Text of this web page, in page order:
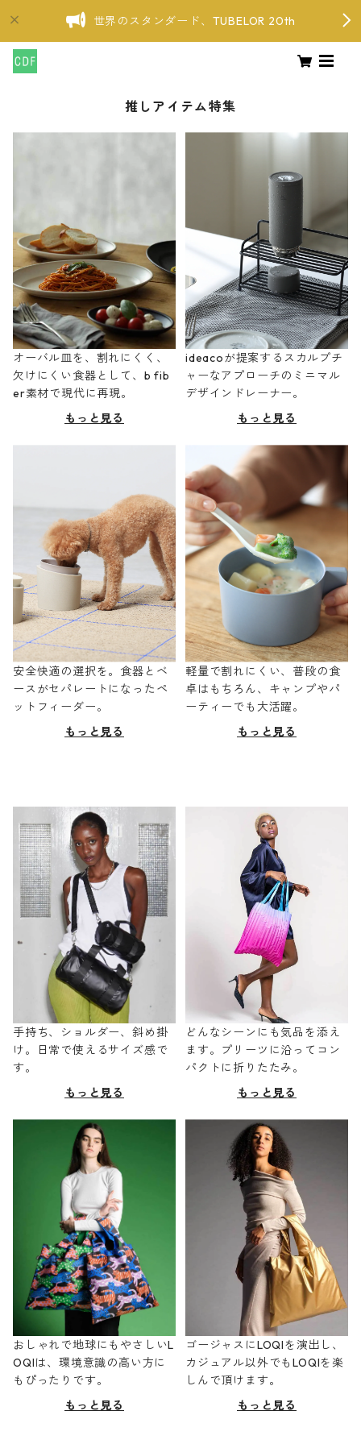
世界のスタンダード、TUBELOR 20th
推しアイテム特集
オーバル皿を、割れにくく、
欠けにくい食器として、b fib
er素材で現代に再現。
もっと見る
ideacoが提案するスカルプチ
ャーなアプローチのミニマル
デザインドレーナー。
もっと見る
安全快適の選択を。食器とベ
ースがセパレートになったペ
ットフィーダー。
もっと見る
軽量で割れにくい、普段の食
卓はもちろん、キャンプやパ
ーティーでも大活躍。
もっと見る
手持ち、ショルダー、斜め掛
け。日常で使えるサイズ感で
す。
もっと見る
どんなシーンにも気品を添え
ます。プリーツに沿ってコン
パクトに折りたたみ。
もっと見る
おしゃれで地球にもやさしいL
OQIは、環境意識の高い方に
もぴったりです。
もっと見る
ゴージャスにLOQIを演出し、
カジュアル以外でもLOQIを楽
しんで頂けます。
もっと見る